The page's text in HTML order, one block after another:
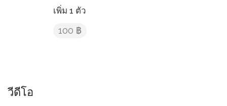
เพิ่ม 1 ตัว
100 ฿
วีดีโอ